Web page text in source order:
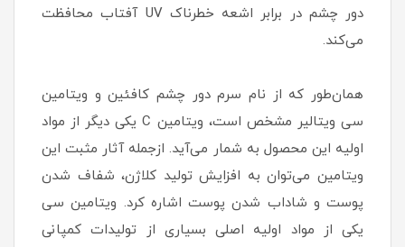
دور چشم در برابر اشعه خطرناک UV آفتاب محافظت
می‌کند.
همان‌طور که از نام سرم دور چشم کافئین و ویتامین
سی ویتالیر مشخص است، ویتامین C یکی دیگر از مواد
اولیه این محصول به شمار می‌آید. ازجمله آثار مثبت این
ویتامین می‌توان به افزایش تولید کلاژن، شفاف شدن
پوست و شاداب شدن پوست اشاره کرد. ویتامین سی
یکی از مواد اولیه اصلی بسیاری از تولیدات کمپانی